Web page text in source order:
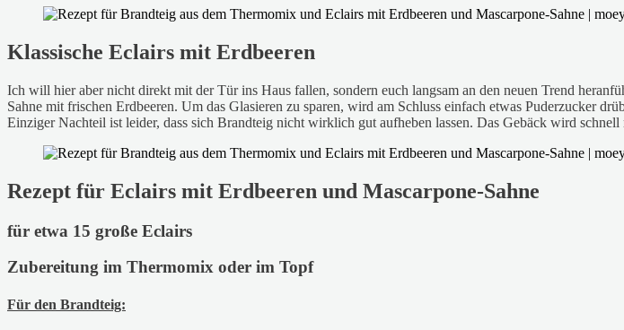
Klassische Eclairs mit Erdbeeren
Ich will hier aber nicht direkt mit der Tür ins Haus fallen, sondern euch langsam an den neuen Trend
Sahne mit frischen Erdbeeren. Um das Glasieren zu sparen, wird am Schluss einfach etwas Puderzucker
Einziger Nachteil ist leider, dass sich Brandteig nicht wirklich gut aufheben lassen. Das Gebäck wird
Rezept für Eclairs mit Erdbeeren und Mascarpone-Sahne
für etwa 15 große Eclairs
Zubereitung im Thermomix oder im Topf
Für den Brandteig: